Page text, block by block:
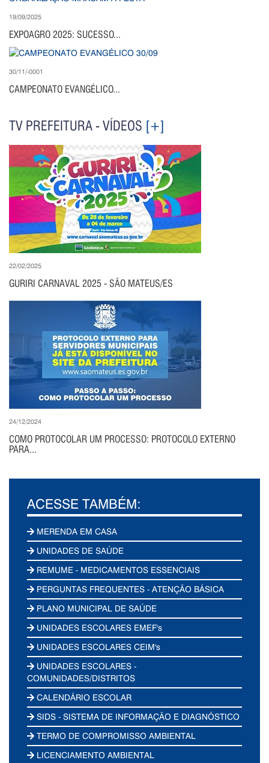
19/09/2025
EXPOAGRO 2025: SUCESSO...
30/11/-0001
CAMPEONATO EVANGÉLICO...
TV PREFEITURA - VÍDEOS [+]
22/02/2025
GURIRI CARNAVAL 2025 - SÃO MATEUS/ES
24/12/2024
COMO PROTOCOLAR UM PROCESSO: PROTOCOLO EXTERNO
PARA...
ACESSE TAMBÉM:
MERENDA EM CASA
UNIDADES DE SAÚDE
REMUME - MEDICAMENTOS ESSENCIAIS
PERGUNTAS FREQUENTES - ATENÇÃO BÁSICA
PLANO MUNICIPAL DE SAÚDE
UNIDADES ESCOLARES EMEF's
UNIDADES ESCOLARES CEIM's
UNIDADES ESCOLARES -
COMUNIDADES/DISTRITOS
CALENDÁRIO ESCOLAR
SIDS - SISTEMA DE INFORMAÇÃO E DIAGNÓSTICO
TERMO DE COMPROMISSO AMBIENTAL
LICENCIAMENTO AMBIENTAL